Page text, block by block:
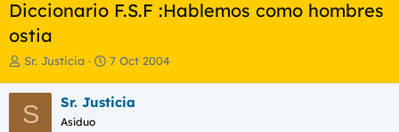
Diccionario F.S.F :Hablemos como hombres
ostia
I
i
c
i
Sr. Justicia
F
h
7 Oct 2004
S Sr. Justicia
Asiduo